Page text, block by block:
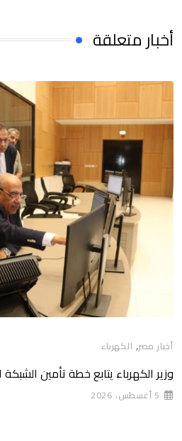
أخبار متعلقة
أخبار مصر, الكهرباء
وزير الكهرباء يتابع خطة تأمين
5 أغسطس، 2026